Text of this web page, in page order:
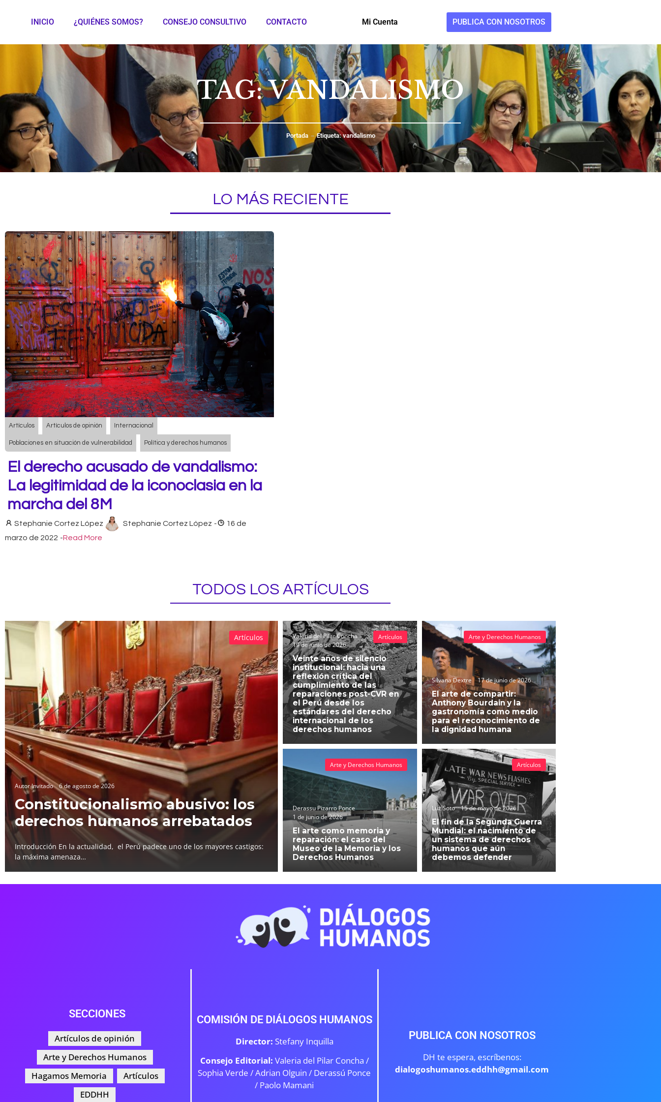
INICIO ¿QUIÉNES SOMOS? CONSEJO CONSULTIVO CONTACTO Mi Cuenta PUBLICA CON NOSOTROS
TAG: VANDALISMO
Portada Etiqueta: vandalismo
LO MÁS RECIENTE
Artículos Artículos de opinión Internacional
Poblaciones en situación de vulnerabilidad Política y derechos humanos
El derecho acusado de vandalismo:
La legitimidad de la iconoclasia en la
marcha del 8M
Stephanie Cortez López Stephanie Cortez López -
16 de
marzo de 2022 -Read More
TODOS LOS ARTÍCULOS
Autor Invitado 6 de agosto de 2026
Constitucionalismo abusivo: los
derechos humanos arrebatados
Introducción En la actualidad, el Perú padece uno de los mayores castigos:
la máxima amenaza…
Artículos
Valeria del Pilar Concha
19 de junio de 2026
Veinte años de silencio
institucional: hacia una
reflexión crítica del
cumplimiento de las
reparaciones post-CVR en
el Perú desde los
estándares del derecho
internacional de los
derechos humanos
Artículos
Silvana Dextre 17 de junio de 2026
El arte de compartir:
Anthony Bourdain y la
gastronomía como medio
para el reconocimiento de
la dignidad humana
Arte y Derechos Humanos
Derassu Pizarro Ponce
1 de junio de 2026
El arte como memoria y
reparación: el caso del
Museo de la Memoria y los
Derechos Humanos
Arte y Derechos Humanos
Luz Soto 15 de mayo de 2026
El fin de la Segunda Guerra
Mundial: el nacimiento de
un sistema de derechos
humanos que aún
debemos defender
Artículos
SECCIONES
Artículos de opinión
Arte y Derechos Humanos
Hagamos Memoria
Artículos
EDDHH
COMISIÓN DE DIÁLOGOS HUMANOS
Director: Stefany Inquilla
Consejo Editorial: Valeria del Pilar Concha /
Sophia Verde /Adrian Olguin / Derassú Ponce
/ Paolo Mamani
PUBLICA CON NOSOTROS
DH te espera, escríbenos:
dialogoshumanos.eddhh@gmail.com